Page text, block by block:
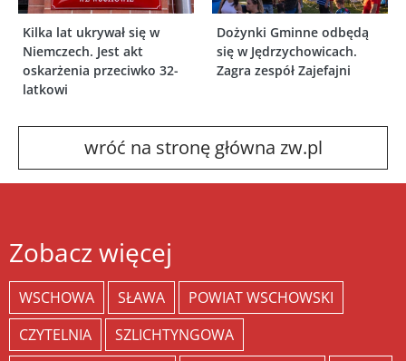
Kilka lat ukrywał się w
Niemczech. Jest akt
oskarżenia przeciwko 32-
latkowi
Dożynki Gminne odbędą
się w Jędrzychowicach.
Zagra zespół Zajefajni
wróć na stronę główna zw.pl
Zobacz więcej
WSCHOWA SŁAWA
POWIAT WSCHOWSKI
CZYTELNIA
SZLICHTYNGOWA